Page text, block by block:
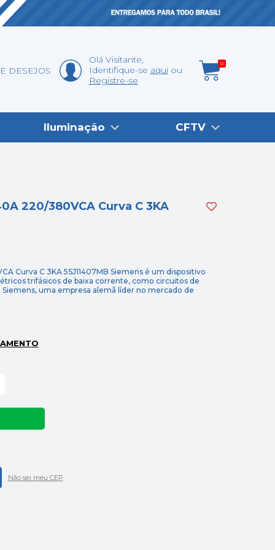
DESEJOS
Olá Visitante,
Identifique-se aqui
Registre-se
0
Iluminação CFTV
220/380VCA Curva C 3KA
Curva C 3KA 5SJ11407MB Siemens é um dispositivo
trifásicos de baixa corrente, como circuitos de
uma empresa alemã líder no mercado de